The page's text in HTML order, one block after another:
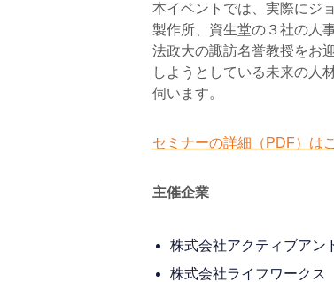
本イベントでは、実際にジ
製作所、資生堂の３社の人
法政大の諏訪名誉教授をお
しようとしている未来の人
伺います。
セミナーの詳細（PDF）は
主催企業
株式会社アクティブアン
株式会社ライフワークス